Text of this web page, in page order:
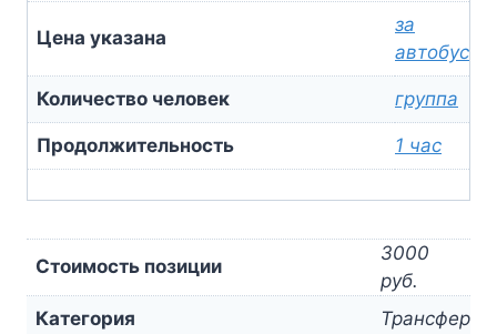
Цена указана
за
автобус
Количество человек группа
Продолжительность 1 час
Стоимость позиции
3000
руб.
Категория
Трансфер